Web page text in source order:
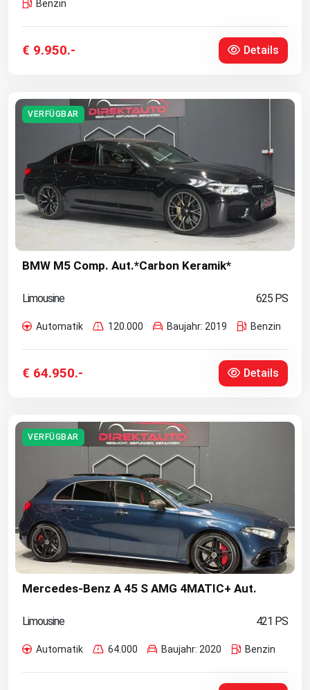
Benzin
€ 9.950.- Details
VERFÜGBAR
BMW M5 Comp. Aut.*Carbon Keramik*
Limousine 625 PS
Automatik 120.000 Baujahr: 2019 Benzin
€ 64.950.- Details
VERFÜGBAR
Mercedes-Benz A 45 S AMG 4MATIC+ Aut.
Limousine 421 PS
Automatik 64.000 Baujahr: 2020 Benzin